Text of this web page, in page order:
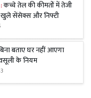
कच्चे तेल की कीमतों में तेजी
खुले सेंसेक्स और निफ्टी
बताए घर नहीं आएगा
के नियम